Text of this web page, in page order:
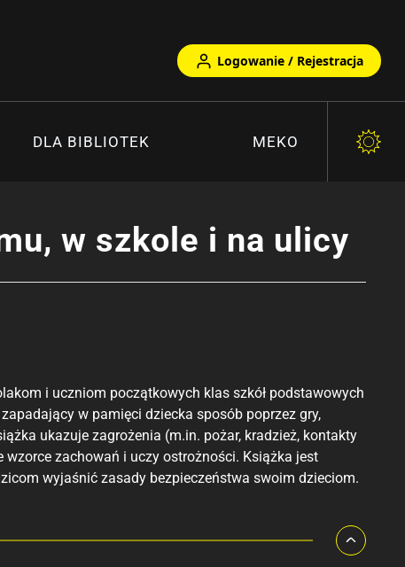
Logowanie / Rejestracja
DLA BIBLIOTEK MEKO
w szkole i na ulicy
i uczniom początkowych klas szkół podstawowych
w pamięci dziecka sposób poprzez gry,
ukazuje zagrożenia (m.in. pożar, kradzież, kontakty
zachowań i uczy ostrożności. Książka jest
wyjaśnić zasady bezpieczeństwa swoim dzieciom.